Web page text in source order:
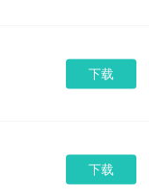
下载
下载